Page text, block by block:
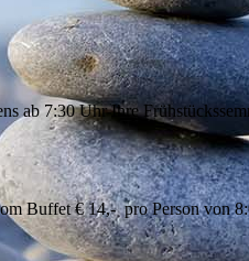
ab 7:30 Uhr Ihre
Buffet € 14,- pro Person von